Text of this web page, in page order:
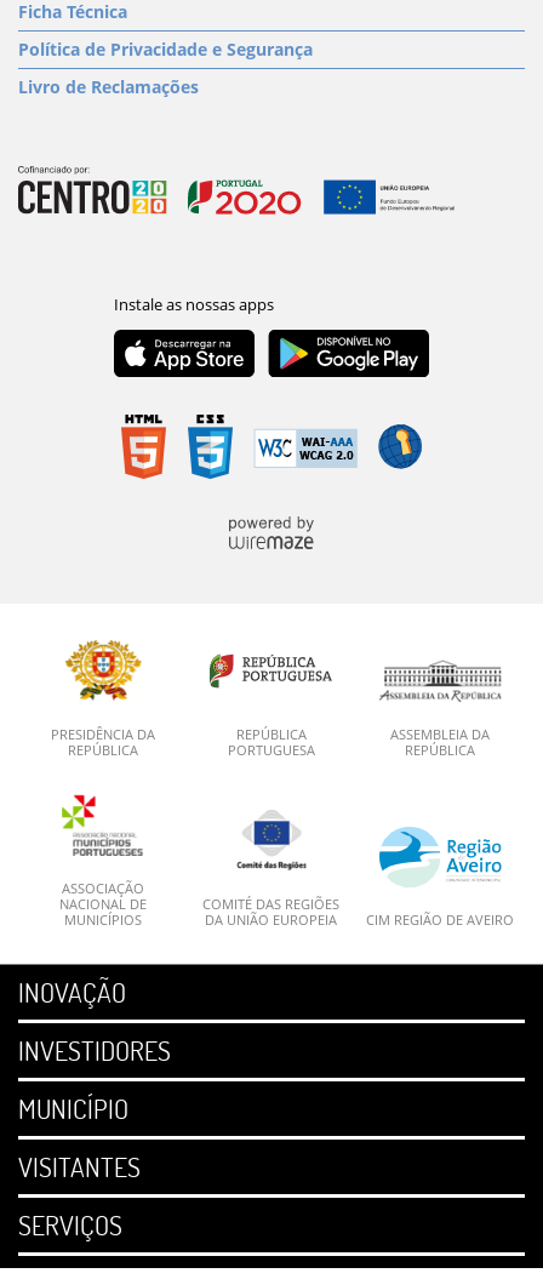
Ficha Técnica
Política de Privacidade e Segurança
Livro de Reclamações
PRESIDÊNCIA DA
REPÚBLICA
REPÚBLICA
PORTUGUESA
ASSEMBLEIA DA
REPÚBLICA
ASSOCIAÇÃO
NACIONAL DE
MUNICÍPIOS
COMITÉ DAS REGIÕES
DA UNIÃO EUROPEIA
CIM REGIÃO DE AVEIRO
INOVAÇÃO
INVESTIDORES
MUNICÍPIO
VISITANTES
SERVIÇOS